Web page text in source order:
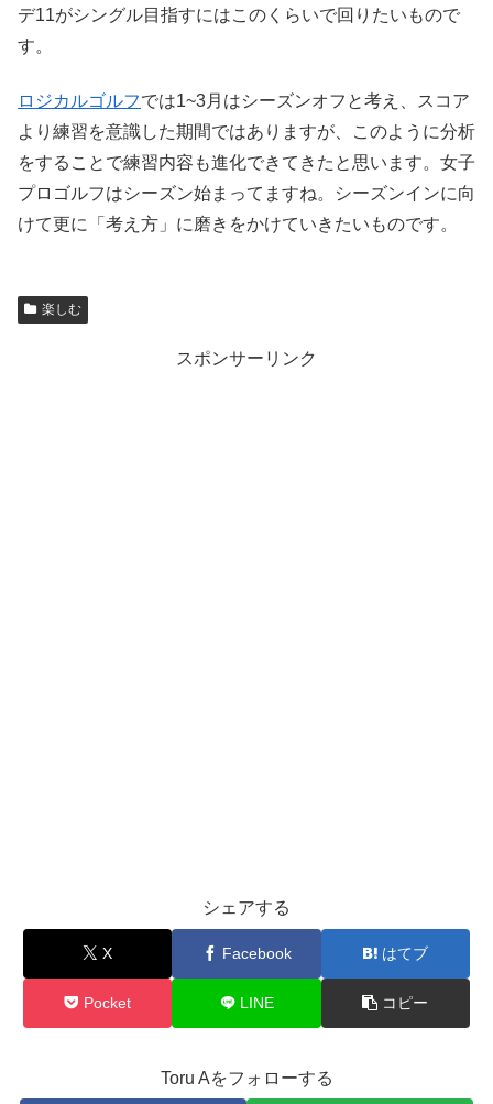
デ11がシングル目指すにはこのくらいで回りたいもので
す。
ロジカルゴルフでは1~3月はシーズンオフと考え、スコア
より練習を意識した期間ではありますが、このように分析
をすることで練習内容も進化できてきたと思います。女子
プロゴルフはシーズン始まってますね。シーズンインに向
けて更に「考え方」に磨きをかけていきたいものです。
楽しむ
スポンサーリンク
シェアする
X Facebook はてブ
Pocket LINE コピー
Toru Aをフォローする